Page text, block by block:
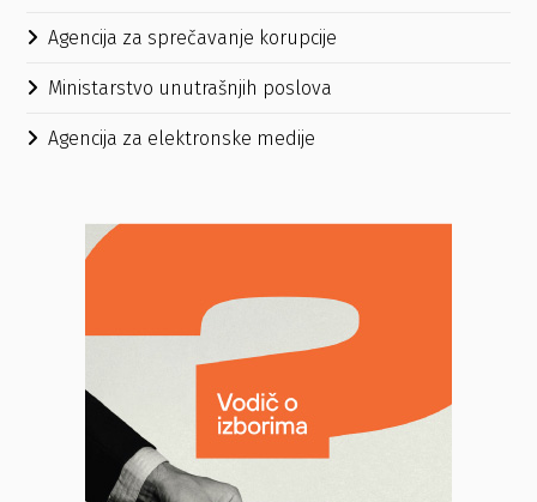
Agencija za sprečavanje korupcije
Ministarstvo unutrašnjih poslova
Agencija za elektronske medije